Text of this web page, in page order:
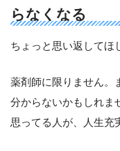
らなくなる
ちょっと思い返してほ
薬剤師に限りません。
分からないかもしれま
思ってる人が、人生充